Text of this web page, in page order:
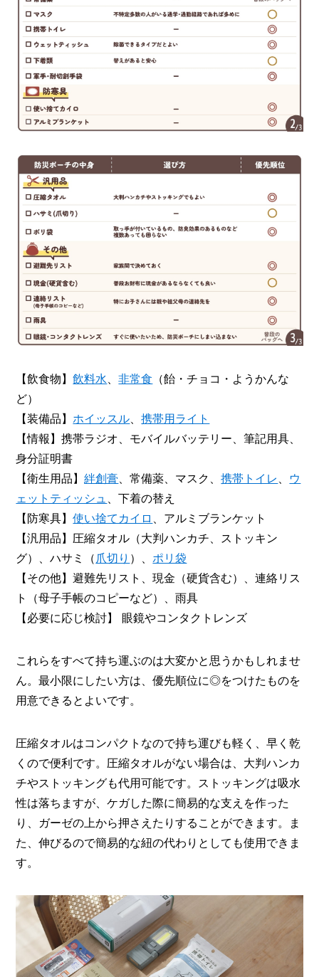
【飲食物】飲料水、非常食 （飴・チョコ・ようかんな
ど）
【装備品】ホイッスル、携帯用ライト
【情報】携帯ラジオ、モバイルバッテリー、筆記用具、
身分証明書
【衛生用品】絆創膏、常備薬、マスク、携帯トイレ 、 ウ
ェットティッシュ 、下着の替え
【防寒具】使い捨てカイロ 、アルミブランケット
【汎用品】圧縮タオル（大判ハンカチ、ストッキン
グ）、ハサミ（ 爪切り ）、ポリ袋
【その他】避難先リスト、現金（硬貨含む）、連絡リス
ト（母子手帳のコピーなど）、雨具
【必要に応じ検討】 眼鏡やコンタクトレンズ
これらをすべて持ち運ぶのは大変かと思うかもしれませ
ん。最小限にしたい方は、優先順位に◎をつけたものを
用意できるとよいです。
圧縮タオルはコンパクトなので持ち運びも軽く、早く乾
くので便利です。圧縮タオルがない場合は、大判ハンカ
チやストッキングも代用可能です。ストッキングは吸水
性は落ちますが、ケガした際に簡易的な支えを作った
り、ガーゼの上から押さえたりすることができます。ま
た、伸びるので簡易的な紐の代わりとしても使用できま
す。